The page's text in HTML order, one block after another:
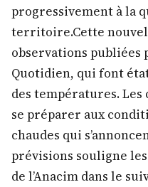
progressivement à la
territoire.Cette
observations publiées
Quotidien, qui font
des températures.
se préparer aux
chaudes qui
prévisions souligne
de l’Anacim dans le